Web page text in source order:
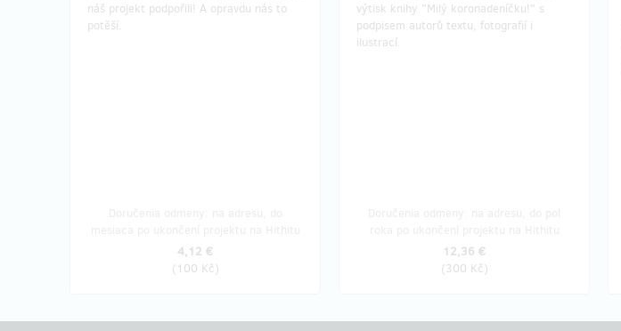
náš projekt podpořili! A opravdu nás to
potěší.
4,12 €
(100 Kč)
výtisk knihy "Milý koronadeníčku!" s
podpisem autorů textu, fotografií i
ilustrací.
12,36 €
(300 Kč)